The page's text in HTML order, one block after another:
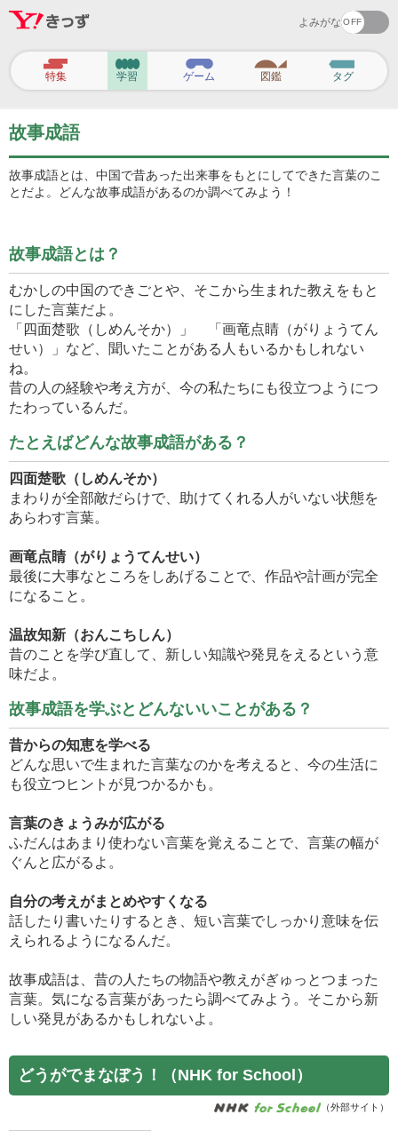
よみがな
ビ
ゲ
ー
シ
ョ
ン
特集 学習 ゲーム 図鑑 タグ
故事成語
故事成語とは、中国で昔あった出来事をもとにしてできた言葉のこ
とだよ。どんな故事成語があるのか調べてみよう！
故事成語とは？
むかしの中国のできごとや、そこから生まれた教えをもと
にした言葉だよ。
「四面楚歌（しめんそか）」 「画竜点睛（がりょうてん
せい）」など、聞いたことがある人もいるかもしれない
ね。
昔の人の経験や考え方が、今の私たちにも役立つようにつ
たわっているんだ。
たとえばどんな故事成語がある？
四面楚歌（しめんそか）
まわりが全部敵だらけで、助けてくれる人がいない状態を
あらわす言葉。
画竜点睛（がりょうてんせい）
最後に大事なところをしあげることで、作品や計画が完全
になること。
温故知新（おんこちしん）
昔のことを学び直して、新しい知識や発見をえるという意
味だよ。
故事成語を学ぶとどんないいことがある？
昔からの知恵を学べる
どんな思いで生まれた言葉なのかを考えると、今の生活に
も役立つヒントが見つかるかも。
言葉のきょうみが広がる
ふだんはあまり使わない言葉を覚えることで、言葉の幅が
ぐんと広がるよ。
自分の考えがまとめやすくなる
話したり書いたりするとき、短い言葉でしっかり意味を伝
えられるようになるんだ。
故事成語は、昔の人たちの物語や教えがぎゅっとつまった
言葉。気になる言葉があったら調べてみよう。そこから新
しい発見があるかもしれないよ。
どうがでまなぼう！（NHK for School）
（外部サイト）